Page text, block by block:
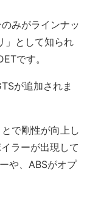
みがラインナッ
」として知られ
です。
が追加されま
で剛性が向上し
ラーが出現して
や、ABSがオプ